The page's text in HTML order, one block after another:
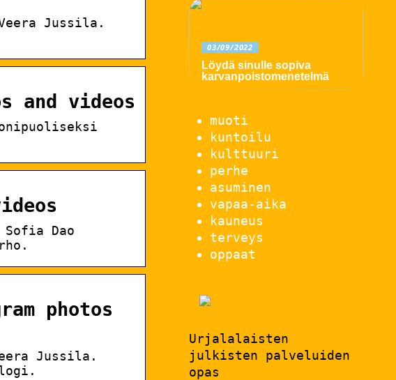
Jussila.
and videos
Dao
photos
Jussila.
03/09/2022
Löydä sinulle sopiva
karvanpoistomenetelmä
muoti
kuntoilu
kulttuuri
perhe
asuminen
vapaa-aika
kauneus
terveys
oppaat
Urjalalaisten
julkisten palveluiden
opas